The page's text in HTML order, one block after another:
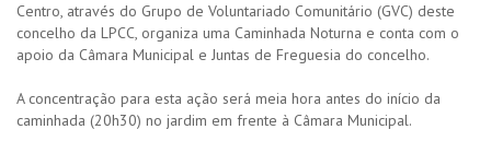
Centro, através do Grupo de Voluntariado Comunitário (GVC) deste
concelho da LPCC, organiza uma Caminhada Noturna e conta com o
apoio da Câmara Municipal e Juntas de Freguesia do concelho.
A concentração para esta ação será meia hora antes do início da
caminhada (20h30) no jardim em frente à Câmara Municipal.